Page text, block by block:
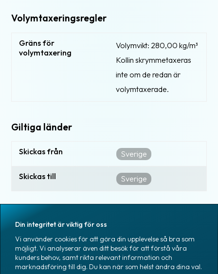
Volymtaxeringsregler
Gräns för
volymtaxering
Volymvikt: 280,00 kg/m³
Kollin skrymmetaxeras
inte om de redan är
volymtaxerade.
Giltiga länder
Skickas från Sverige
Skickas till Sverige
Din integritet är viktig för oss
Vi använder cookies för att göra din upplevelse så bra som
möjligt. Vi analyserar även ditt besök för att förstå våra
kunders behov, samt rikta relevant information och
marknadsföring till dig. Du kan när som helst ändra dina val.